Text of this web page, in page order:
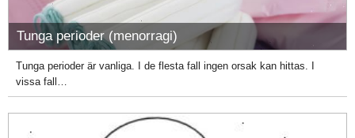
Tunga perioder (menorragi)
Tunga perioder är vanliga. I de flesta fall ingen orsak kan hittas. I
vissa fall…